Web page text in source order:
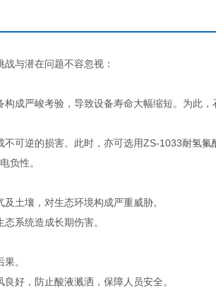
与潜在问题不容忽视：
成严峻考验，导致设备寿命大幅缩短。为此，
可逆的损害。此时，亦可选用ZS-1033耐氢氟
负性。
土壤，对生态环境构成严重威胁。
系统造成长期伤害。
。
好，防止酸液溅洒，保障人员安全。